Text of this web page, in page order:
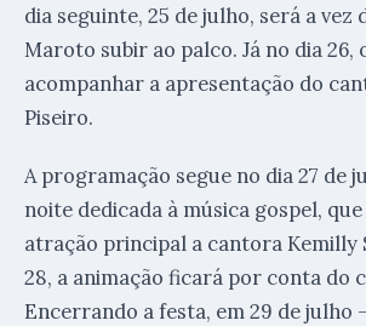
dia seguinte, 25 de julho, será a
Maroto subir ao palco. Já no dia 26,
acompanhar a apresentação do
Piseiro.
A programação segue no dia 27 de
noite dedicada à música gospel,
atração principal a cantora Kemilly
28, a animação ficará por conta do
Encerrando a festa, em 29 de julho